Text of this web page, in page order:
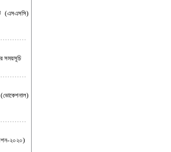
(এসএসসি)
সময়সূচি
২০২০)